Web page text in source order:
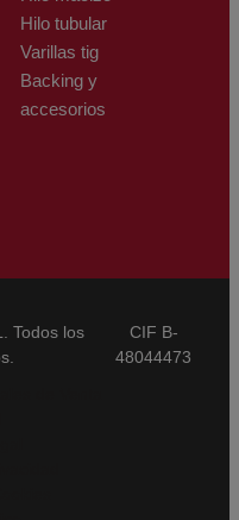
Hilo tubular
Varillas tig
Backing y
accesorios
Todos los
CIF B-
48044473